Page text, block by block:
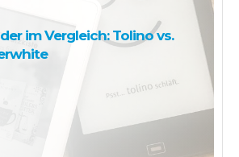
im Vergleich: Tolino vs.